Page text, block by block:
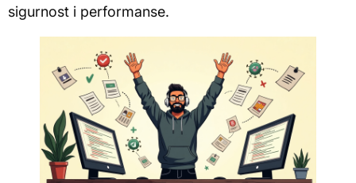
sigurnost i performanse.